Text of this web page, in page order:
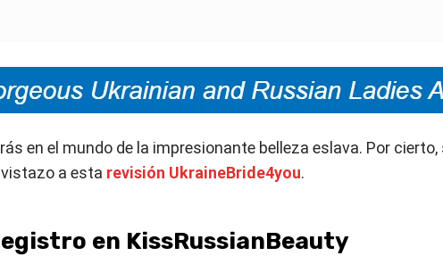
en el mundo de la impresionante belleza eslava. Por
a esta revisión UkraineBride4you.
en KissRussianBeauty